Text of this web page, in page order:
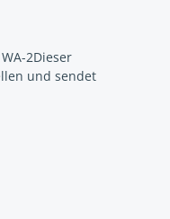
2Dieser
und sendet